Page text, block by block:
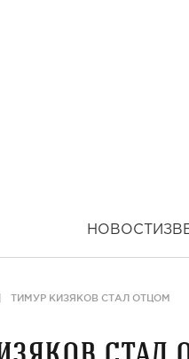
НОВОСТИ
ТИМУР КИЗЯКОВ СТАЛ ОТЦОМ